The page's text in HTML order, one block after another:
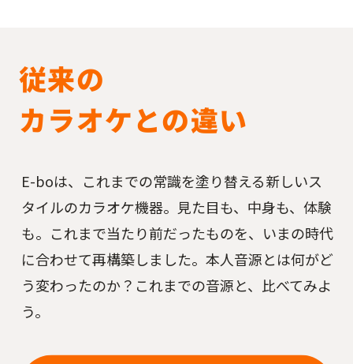
従来の
カラオケとの違い
E-boは、これまでの常識を塗り替える新しいス
タイルのカラオケ機器。見た目も、中身も、体験
も。これまで当たり前だったものを、いまの時代
に合わせて再構築しました。本人音源とは何がど
う変わったのか？これまでの音源と、比べてみよ
う。